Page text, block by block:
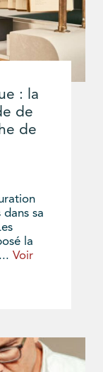
: la
de
de
sa
la
Voir